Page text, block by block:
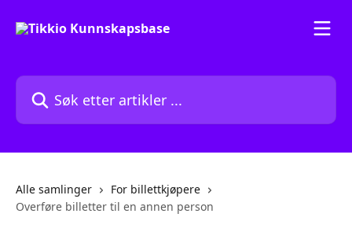
Søk etter artikler ...
Alle samlinger
For billettkjøpere
Overføre billetter til en annen person